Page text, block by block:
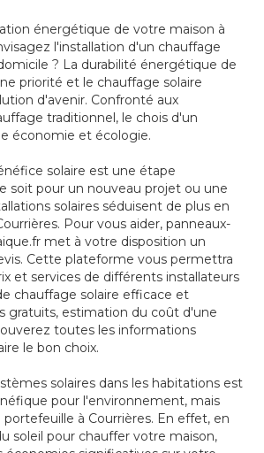
énergétique de votre maison à
l'installation d'un chauffage
? La durabilité énergétique de
priorité et le chauffage solaire
d'avenir. Confronté aux
traditionnel, le chois d'un
économie et écologie.
solaire est une étape
soit pour un nouveau projet ou une
solaires séduisent de plus en
Pour vous aider, panneaux-
met à votre disposition un
Cette plateforme vous permettra
et services de différents installateurs
chauffage solaire efficace et
gratuits, estimation du coût d'une
toutes les informations
le bon choix.
solaires dans les habitations est
pour l'environnement, mais
à Courrières. En effet, en
soleil pour chauffer votre maison,